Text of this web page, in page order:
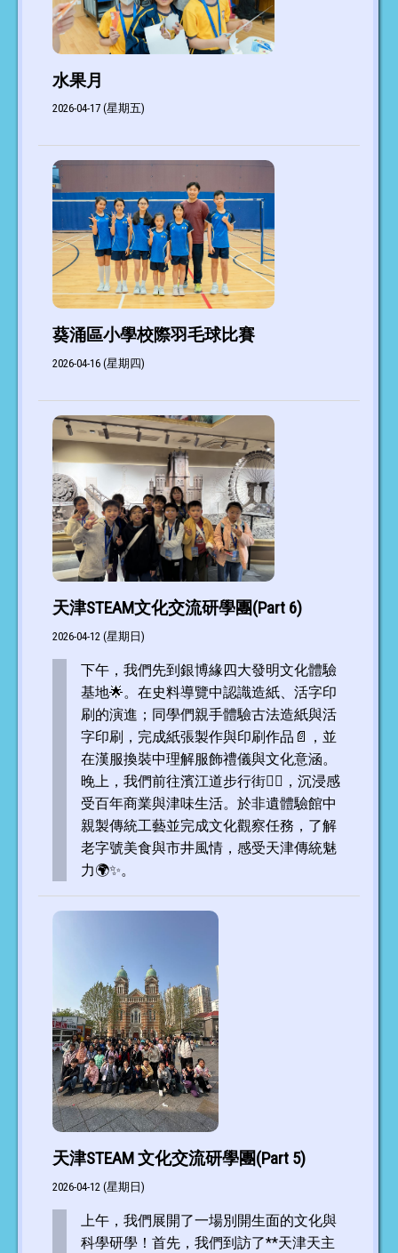
水果月
2026-04-17 (星期五)
葵涌區小學校際羽毛球比賽
2026-04-16 (星期四)
天津STEAM文化交流研學團(Part 6)
2026-04-12 (星期日)
下午，我們先到銀博緣四大發明文化體驗
基地🌟。在史料導覽中認識造紙、活字印
刷的演進；同學們親手體驗古法造紙與活
字印刷，完成紙張製作與印刷作品📄，並
在漢服換裝中理解服飾禮儀與文化意涵。
晚上，我們前往濱江道步行街🚶‍♂️，沉浸感
受百年商業與津味生活。於非遺體驗館中
親製傳統工藝並完成文化觀察任務，了解
老字號美食與市井風情，感受天津傳統魅
力🌍✨。
天津STEAM 文化交流研學團(Part 5)
2026-04-12 (星期日)
上午，我們展開了一場別開生面的文化與
科學研學！首先，我們到訪了**天津天主